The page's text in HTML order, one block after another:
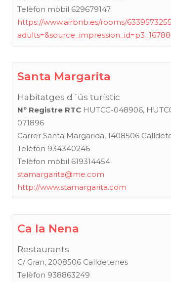
Telèfon mòbil 629679147
https://www.airbnb.es/rooms/
Santa Margarita
Habitatges d´ús turístic
Nº Registre RTCHUTCC-048906,
071896
Carrer Santa Margarida, 1408506
Telèfon 934340246
Telèfon mòbil 619314454
stamargarita@me.com
http://www.stamargarita.com
Ca la Nena
Restaurants
C/ Gran, 2008506 Calldetenes
Telèfon 938863249